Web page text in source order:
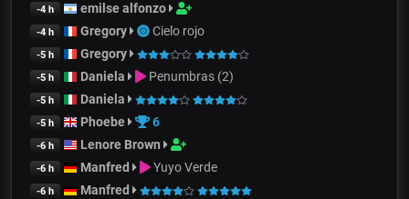
-4 h emilse alfonzo
-4 h Gregory Cielo rojo
-5 h Gregory
-5 h Daniela Penumbras (2)
-5 h Daniela
-5 h Phoebe 6
-6 h Lenore Brown
-6 h Manfred Yuyo Verde
-6 h Manfred